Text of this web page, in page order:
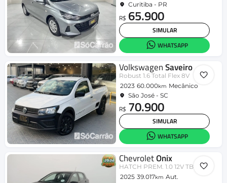
Curitiba - PR
R$ 65.900
SIMULAR
WHATSAPP
VolkswagenSaveiro
Robust 1.6 Total Flex 8V
2023 60.000km Mecânico
São José - SC
R$ 70.900
SIMULAR
WHATSAPP
ChevroletOnix
HATCH PREM. 1.0 12V TB Flex 5p Aut.
2025 39.017km Aut.